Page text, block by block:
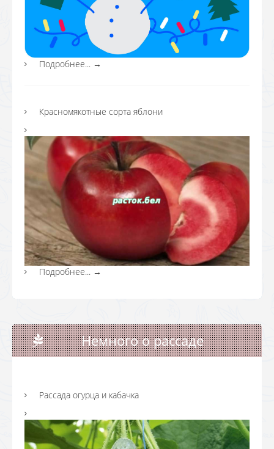
Подробнее... →
Красномякотные сорта яблони
Подробнее... →
Немного о рассаде
Рассада огурца и кабачка